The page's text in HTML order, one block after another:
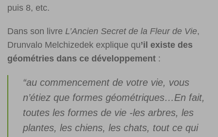
puis 8, etc.
Dans son livre L’Ancien Secret de la Fleur de Vie,
Drunvalo Melchizedek explique qu’il existe des
géométries dans ce développement :
“au commencement de votre vie, vous
n’étiez que formes géométriques…En fait,
toutes les formes de vie -les arbres, les
plantes, les chiens, les chats, tout ce qui